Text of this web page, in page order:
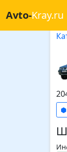
Avto-Kray.ru
⬢